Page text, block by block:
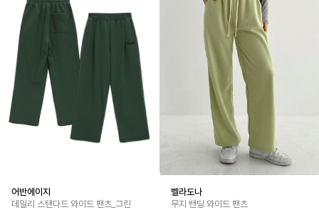
어반에이지
데일리 스탠다드 와이드 팬츠_그린
벨라도나
무지 밴딩 와이드 팬츠